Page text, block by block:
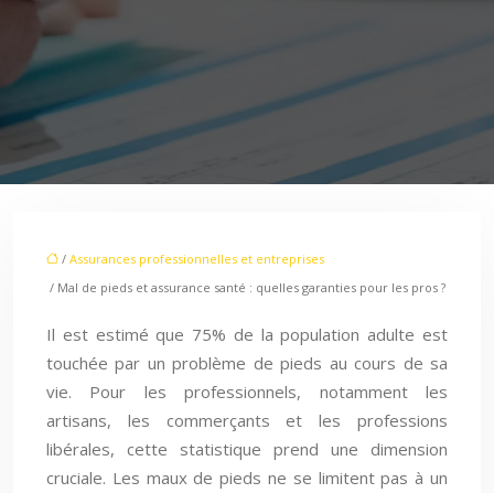
/ Assurances professionnelles et entreprises
/ Mal de pieds et assurance santé : quelles garanties pour les pros ?
Il est estimé que 75% de la population adulte est
touchée par un problème de pieds au cours de sa
vie. Pour les professionnels, notamment les
artisans, les commerçants et les professions
libérales, cette statistique prend une dimension
cruciale. Les maux de pieds ne se limitent pas à un